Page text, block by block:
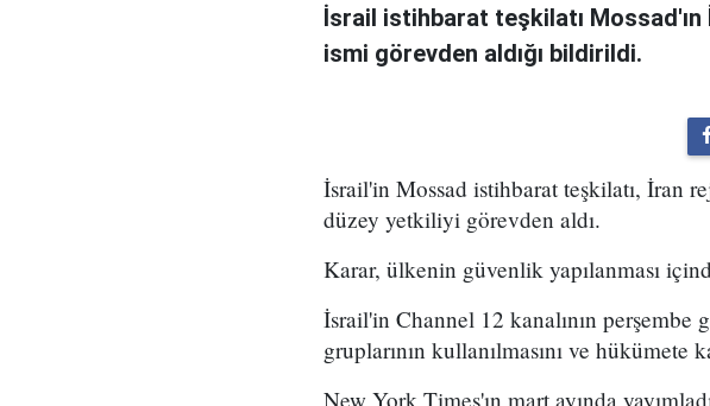
İsrail istihbarat teşkilatı Mossad'ın
ismi görevden aldığı bildirildi.
İsrail'in Mossad istihbarat teşkilatı, İran
düzey yetkiliyi görevden aldı.
Karar, ülkenin güvenlik yapılanması
İsrail'in Channel 12 kanalının perşembe
gruplarının kullanılmasını ve
New York Times'ın mart ayında